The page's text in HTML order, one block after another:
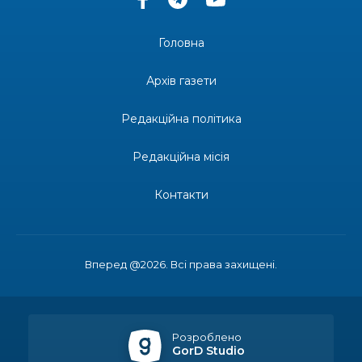
долучилися до проєкту «Радість у дитячих
територіальної громади
«Дві музи» у Рівному: свято краси, мистецтва
епідеміолог, зоолог
Літо, враження, творчість
Вперед @2026. Всі права захищені.
Головна
Архів газети
Редакційна політика
Редакційна місія
Контакти
Розроблено
GorD Studio